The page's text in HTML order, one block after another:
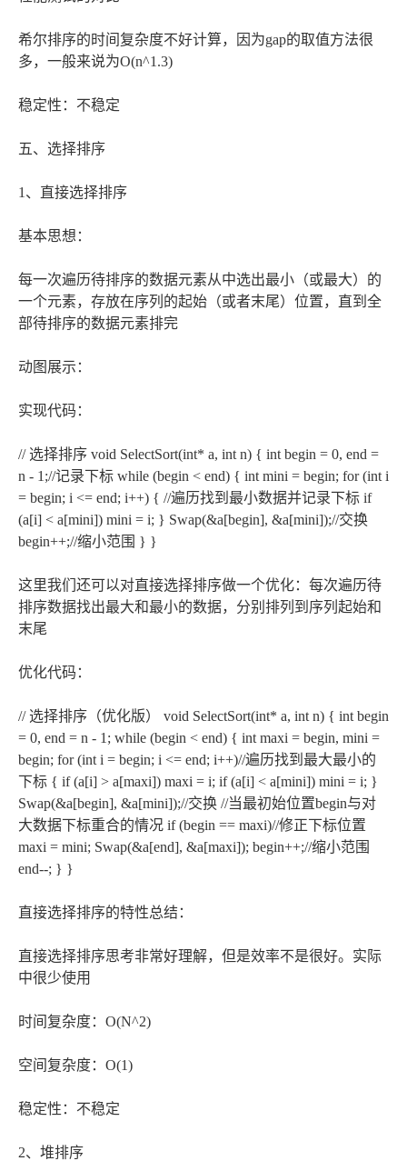
希尔排序的时间复杂度不好计算，因为gap的取值方法很
多，一般来说为O(n^1.3)
稳定性：不稳定
五、选择排序
1、直接选择排序
基本思想：
每一次遍历待排序的数据元素从中选出最小（或最大）的
一个元素，存放在序列的起始（或者末尾）位置，直到全
部待排序的数据元素排完
动图展示：
实现代码：
// 选择排序 void SelectSort(int* a, int n) { int begin = 0, end =
n - 1;//记录下标 while (begin < end) { int mini = begin; for (int i
= begin; i <= end; i++) { //遍历找到最小数据并记录下标 if
(a[i] < a[mini]) mini = i; } Swap(&a[begin], &a[mini]);//交换
begin++;//缩小范围 } }
这里我们还可以对直接选择排序做一个优化：每次遍历待
排序数据找出最大和最小的数据，分别排列到序列起始和
末尾
优化代码：
// 选择排序（优化版） void SelectSort(int* a, int n) { int begin
= 0, end = n - 1; while (begin < end) { int maxi = begin, mini =
begin; for (int i = begin; i <= end; i++)//遍历找到最大最小的
下标 { if (a[i] > a[maxi]) maxi = i; if (a[i] < a[mini]) mini = i; }
Swap(&a[begin], &a[mini]);//交换 //当最初始位置begin与对
大数据下标重合的情况 if (begin == maxi)//修正下标位置
maxi = mini; Swap(&a[end], &a[maxi]); begin++;//缩小范围
end--; } }
直接选择排序的特性总结：
直接选择排序思考非常好理解，但是效率不是很好。实际
中很少使用
时间复杂度：O(N^2)
空间复杂度：O(1)
稳定性：不稳定
2、堆排序